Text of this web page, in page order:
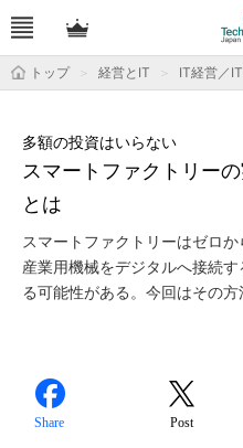
トップ 経営とIT IT経営／
スマートファクトリー
とは
多額の投資はいらない
スマートファクトリーはゼロ
産業用機械をデジタルへ接続
る可能性がある。今回はその方
Share Post